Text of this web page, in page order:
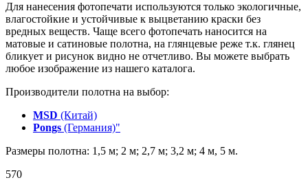
Для нанесения фотопечати используются только экологичные,
влагостойкие и устойчивые к выцветанию краски без
вредных веществ. Чаще всего фотопечать наносится на
матовые и сатиновые полотна, на глянцевые реже т.к. глянец
бликует и рисунок видно не отчетливо. Вы можете выбрать
любое изображение из нашего каталога.
Производители полотна на выбор:
MSD (Китай)
Pongs (Германия)"
Размеры полотна: 1,5 м; 2 м; 2,7 м; 3,2 м; 4 м, 5 м.
570